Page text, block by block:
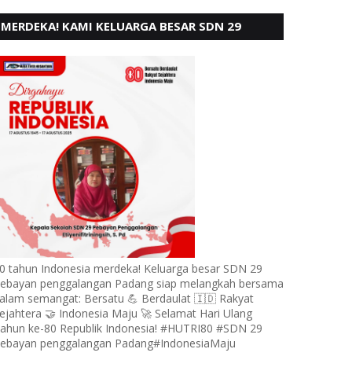
MERDEKA! KAMI KELUARGA BESAR SDN 29
MENGUCAPKAN HUT RI KE - 80
tahun Indonesia merdeka! Keluarga besar SDN 29
penggalangan Padang siap melangkah bersama
semangat: Bersatu 💪 Berdaulat 🇮🇩 Rakyat
🤝 Indonesia Maju 🚀 Selamat Hari Ulang
ke-80 Republik Indonesia! #HUTRI80 #SDN 29
penggalangan Padang#IndonesiaMaju